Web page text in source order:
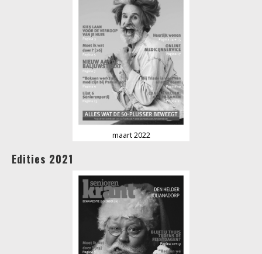
maart 2022
Edities 2021